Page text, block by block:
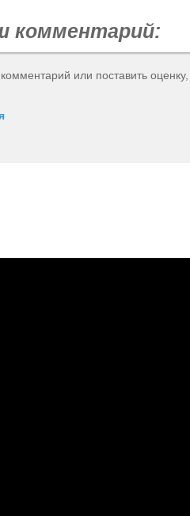
комментарий:
комментарий или поставить